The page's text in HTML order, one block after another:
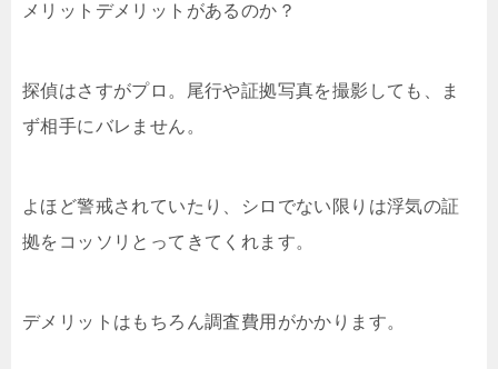
メリットデメリットがあるのか？
探偵はさすがプロ。尾行や証拠写真を撮影しても、ま
ず相手にバレません。
よほど警戒されていたり、シロでない限りは浮気の証
拠をコッソリとってきてくれます。
デメリットはもちろん調査費用がかかります。